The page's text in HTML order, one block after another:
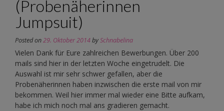
(Probenäherinnen
Jumpsuit)
Posted on29. Oktober 2014bySchnabelina
Vielen Dank für Eure zahlreichen Bewerbungen. Über 200
mails sind hier in der letzten Woche eingetrudelt. Die
Auswahl ist mir sehr schwer gefallen, aber die
Probenäherinnen haben inzwischen die erste mail von mir
bekommen. Weil hier immer mal wieder eine Bitte aufkam,
habe ich mich noch mal ans gradieren gemacht.